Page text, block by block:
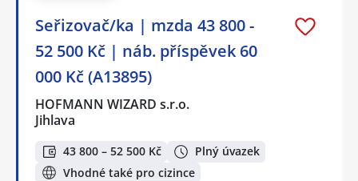
Seřizovač/ka | mzda 43 800 -
52 500 Kč | náb. příspěvek 60
000 Kč (A13895)
HOFMANN WIZARD s.r.o.
Jihlava
43 800 – 52 500 Kč
Plný úvazek
Vhodné také pro cizince